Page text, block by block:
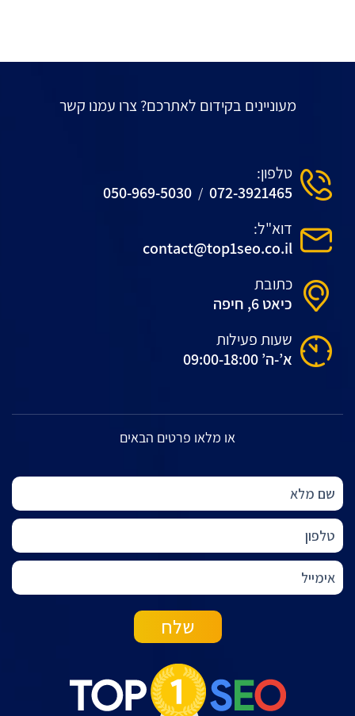
מעוניינים בקידום לאתרכם? צרו עמנו קשר
טלפון:
072-3921465
/
050-969-5030
דוא"ל:
contact@top1seo.co.il
כתובת
כיאט 6, חיפה
שעות פעילות
א’-ה’ 09:00-18:00
או מלאו פרטים הבאים